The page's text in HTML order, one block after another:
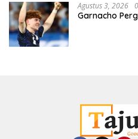
Agustus 3, 2026
Garnacho